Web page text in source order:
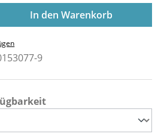
Gib den gewünschten
In den Warenkorb
9